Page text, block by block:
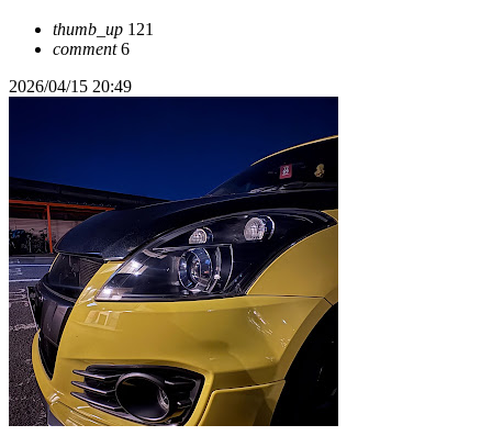
thumb_up 121
comment6
2026/04/15 20:49